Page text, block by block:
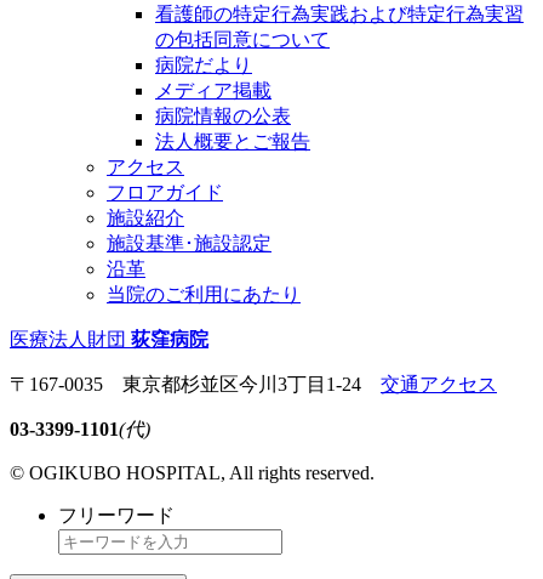
看護師の特定行為実践および特定行為実習
の包括同意について
病院だより
メディア掲載
病院情報の公表
法人概要とご報告
アクセス
フロアガイド
施設紹介
施設基準･施設認定
沿革
当院のご利用にあたり
医療法人財団 荻窪病院
〒167-0035 東京都杉並区今川3丁目1-24 交通アクセス
03-3399-1101(代)
© OGIKUBO HOSPITAL, All rights reserved.
フリーワード